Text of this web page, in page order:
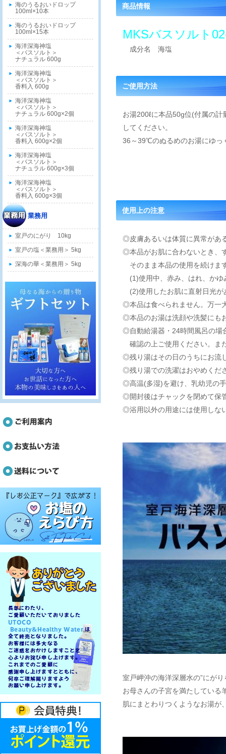
商品情報
MKSバスソルト
成分名 海塩
ご使用方法
お湯200ℓに本品50g位(付属の
してください。
36～39℃のぬるめのお湯にゆっ
使用上の注意
◎皮膚あるいは体質に異常があ
◎本品がお肌に合わないとき、
そのまま本品の使用を続けま
(1)使用中、赤み、はれ、かゆ
(2)使用したお肌に直射日光が
◎本品は食べられません。万一
◎本品のお湯は洗顔や洗髪にも
◎自動給湯器・24時間風呂の場
確認の上ご使用ください。ま
◎残り湯はその日のうちにお流
◎残り湯での洗濯はおやめくだ
◎高温(多湿)を避け、乳幼児の
◎開封後はチャックを閉めて保
◎浴用以外の用途には使用しな
室戸岬沖の海洋深層水の”にが
お母さんの子宮を満たしている
肌にまとわりつくようなお湯が
海のうるおいドロップ
100ml×10本
海のうるおいドロップ
100ml×15本
海洋深海神塩
＜バスソルト＞
ナチュラル 600g
海洋深海神塩
＜バスソルト＞
香料入 600g
海洋深海神塩
＜バスソルト＞
ナチュラル 600g×2個
海洋深海神塩
＜バスソルト＞
香料入 600g×2個
海洋深海神塩
＜バスソルト＞
ナチュラル 600g×3個
海洋深海神塩
＜バスソルト＞
香料入 600g×3個
業務用
室戸のにがり 10kg
室戸の塩＜業務用＞ 5kg
深海の華＜業務用＞ 5kg